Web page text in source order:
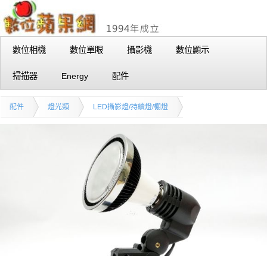
數位相機 數位單眼 攝影機 數位顯示
掃描器 Energy 配件
配件 燈光類 LED攝影燈/持續燈/棚燈